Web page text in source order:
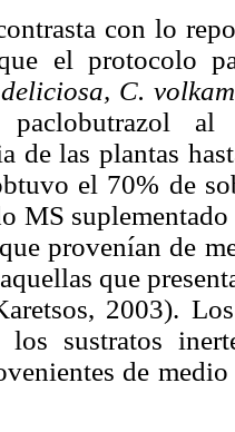
con lo
el protocolo
C.
de las plantas
el 70% de
MS
provenían de
que
2003).
los sustratos
de